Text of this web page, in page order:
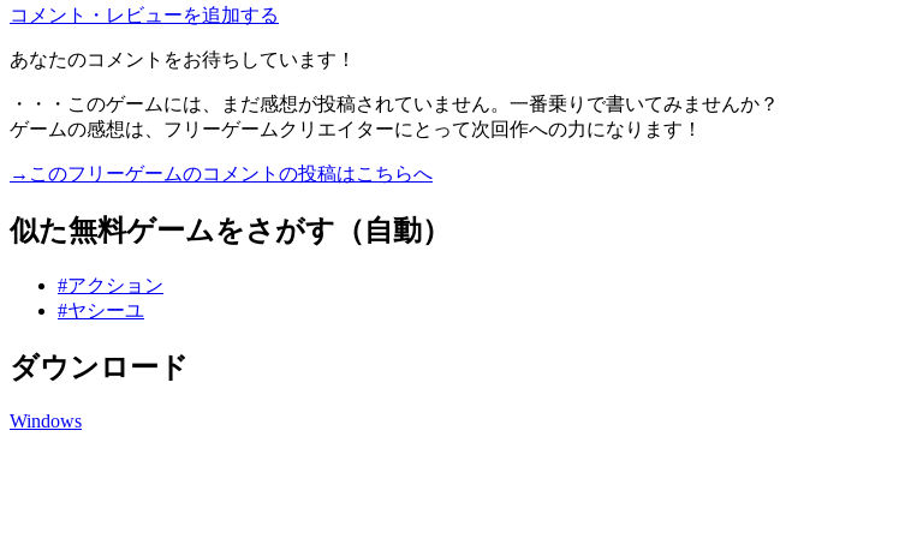
コメント・レビューを追加する
あなたのコメントをお待ちしています！
・・・このゲームには、まだ感想が投稿されていません。一番乗りで書いてみませんか？
ゲームの感想は、フリーゲームクリエイターにとって次回作への力になります！
→このフリーゲームのコメントの投稿はこちらへ
似た無料ゲームをさがす（自動）
#アクション
#ヤシーユ
ダウンロード
Windows